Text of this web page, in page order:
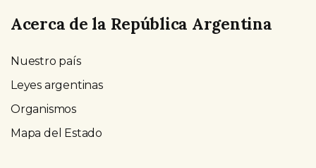
Acerca de la República Argentina
Nuestro país
Leyes argentinas
Organismos
Mapa del Estado